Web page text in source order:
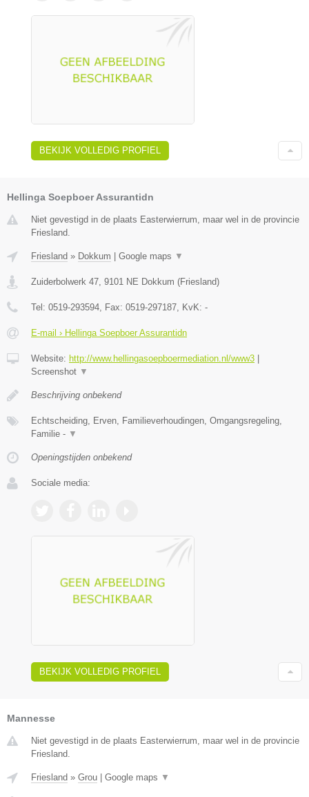
BEKIJK VOLLEDIG PROFIEL
Hellinga Soepboer Assurantidn
Niet gevestigd in de plaats Easterwierrum, maar wel in de provincie
Friesland.
Friesland » Dokkum Google maps ▼
Zuiderbolwerk 47, 9101 NE Dokkum (Friesland)
Tel: 0519-293594, Fax: 0519-297187, KvK: -
E-mail › Hellinga Soepboer Assurantidn
Website: http://www.hellingasoepboermediation.nl/www3
Screenshot ▼
Beschrijving onbekend
Echtscheiding, Erven, Familieverhoudingen, Omgangsregeling,
Familie - ▼
Openingstijden onbekend
Sociale media:
BEKIJK VOLLEDIG PROFIEL
Mannesse
Niet gevestigd in de plaats Easterwierrum, maar wel in de provincie
Friesland.
Friesland » Grou Google maps ▼